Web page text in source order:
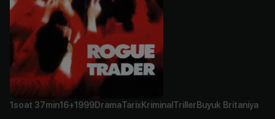
1soat 37min16+1999DramaTarixKriminal Triller Buyuk Britaniya